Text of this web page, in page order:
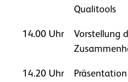
Qualitools
14.00 Uhr
Vorstellung
14.20 Uhr